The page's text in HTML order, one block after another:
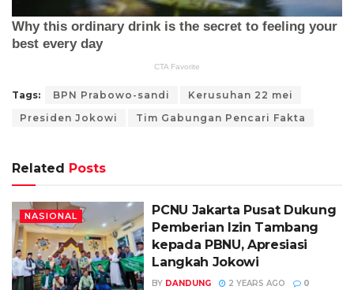
Tags: BPN Prabowo-sandi
Kerusuhan 22 mei
Presiden Jokowi
Tim Gabungan Pencari Fakta
Related Posts
NASIONAL
PCNU Jakarta Pusat Dukung
Pemberian Izin Tambang
kepada PBNU, Apresiasi
Langkah Jokowi
BY DANDUNG 2 YEARS AGO 0